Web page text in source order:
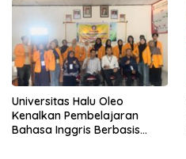
Universitas Halu Oleo
Kenalkan Pembelajaran
Bahasa Inggris Berbasis